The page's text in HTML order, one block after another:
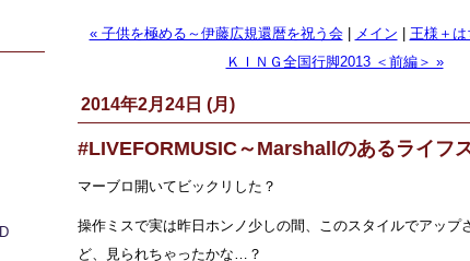
« 子供を極める～伊藤広規還暦を祝う会| メイン
王様＋
ＫＩＮＧ全国行脚2013 ＜前編＞ »
2014年2月24日 (月)
#LIVEFORMUSIC～Marshallのあるライフ
マーブロ開いてビックリした？
操作ミスで実は昨日ホンノ少しの間、このスタイルでアップ
ど、見られちゃったかな…？